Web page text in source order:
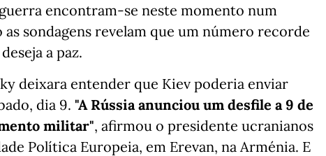
encontram-se neste momento num
sondagens revelam que um número recorde
a paz.
deixara entender que Kiev poderia enviar
dia 9. "A Rússia anunciou um desfile a 9 de
militar", afirmou o presidente ucranianos
Política Europeia, em Erevan, na Arménia. E